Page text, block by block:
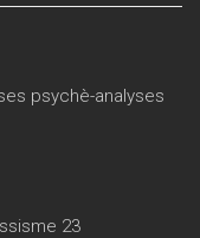
psychè-analyses
23